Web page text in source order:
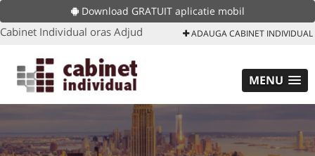
Download GRATUIT aplicatie mobil
Cabinet Individual oras Adjud ADAUGA CABINET INDIVIDUAL
MENU